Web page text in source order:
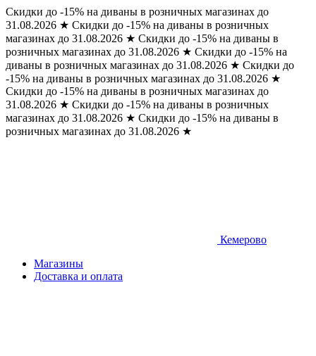
Скидки до -15% на диваны в розничных магазинах до
31.08.2026 ★ Скидки до -15% на диваны в розничных
магазинах до 31.08.2026 ★ Скидки до -15% на диваны в
розничных магазинах до 31.08.2026 ★ Скидки до -15% на
диваны в розничных магазинах до 31.08.2026 ★ Скидки до
-15% на диваны в розничных магазинах до 31.08.2026 ★
Скидки до -15% на диваны в розничных магазинах до
31.08.2026 ★ Скидки до -15% на диваны в розничных
магазинах до 31.08.2026 ★ Скидки до -15% на диваны в
розничных магазинах до 31.08.2026 ★
Кемерово
Магазины
Доставка и оплата